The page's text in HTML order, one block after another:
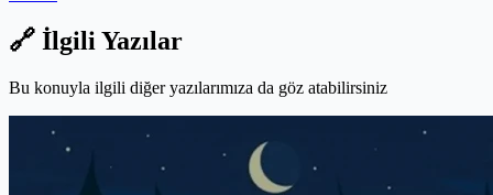
🔗 İlgili Yazılar
Bu konuyla ilgili diğer yazılarımıza da göz atabilirsiniz